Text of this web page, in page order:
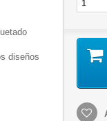
diseños